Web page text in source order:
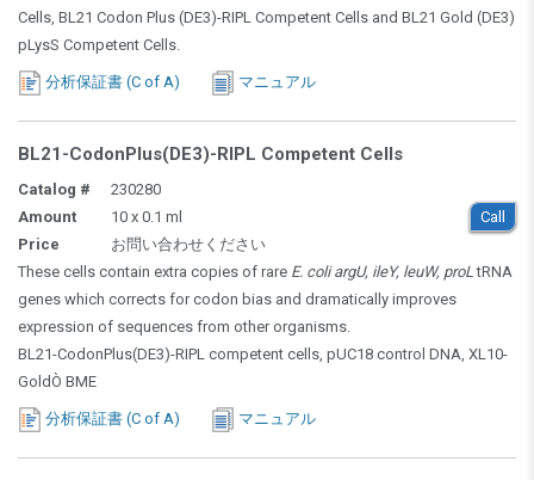
Cells, BL21 Codon Plus (DE3)-RIPL Competent Cells and BL21 Gold (DE3)
pLysS Competent Cells.
分析保証書 (C of A) マニュアル
BL21-CodonPlus(DE3)-RIPL Competent Cells
Catalog #
230280
Call
Amount
10 x 0.1 ml
Price
お問い合わせください
These cells contain extra copies of rare E. coli argU, ileY, leuW, proL tRNA
genes which corrects for codon bias and dramatically improves
expression of sequences from other organisms.
BL21-CodonPlus(DE3)-RIPL competent cells, pUC18 control DNA, XL10-
GoldÒ BME
分析保証書 (C of A) マニュアル